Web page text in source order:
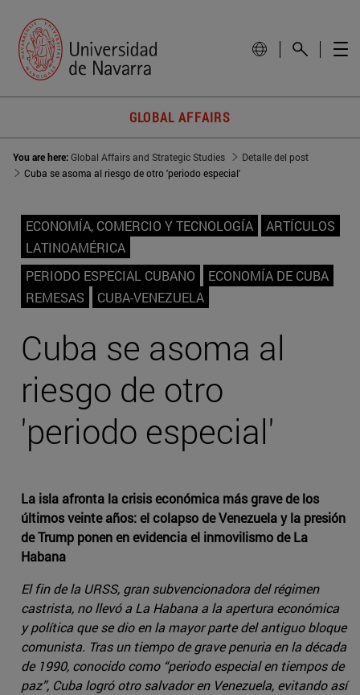
GLOBAL AFFAIRS
You are here:Global Affairs and Strategic Studies
Detalle del post
Cuba se asoma al riesgo de otro 'periodo especial'
ECONOMÍA, COMERCIO Y TECNOLOGÍA
ARTÍCULOS
LATINOAMÉRICA
PERIODO ESPECIAL CUBANO
ECONOMÍA DE CUBA
REMESAS
CUBA-VENEZUELA
Cuba se asoma al
riesgo de otro
'periodo especial'
La isla afronta la crisis económica más grave de los
últimos veinte años: el colapso de Venezuela y la presión
de Trump ponen en evidencia el inmovilismo de La
Habana
El fin de la URSS, gran subvencionadora del régimen
castrista, no llevó a La Habana a la apertura económica
y política que se dio en la mayor parte del antiguo bloque
comunista. Tras un tiempo de grave penuria en la década
de 1990, conocido como “periodo especial en tiempos de
paz”, Cuba logró otro salvador en Venezuela, evitando así